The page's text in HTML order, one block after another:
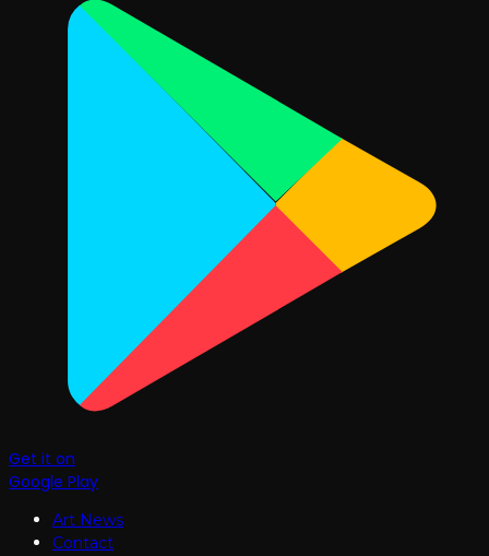
Get it on
Google Play
Art News
Contact